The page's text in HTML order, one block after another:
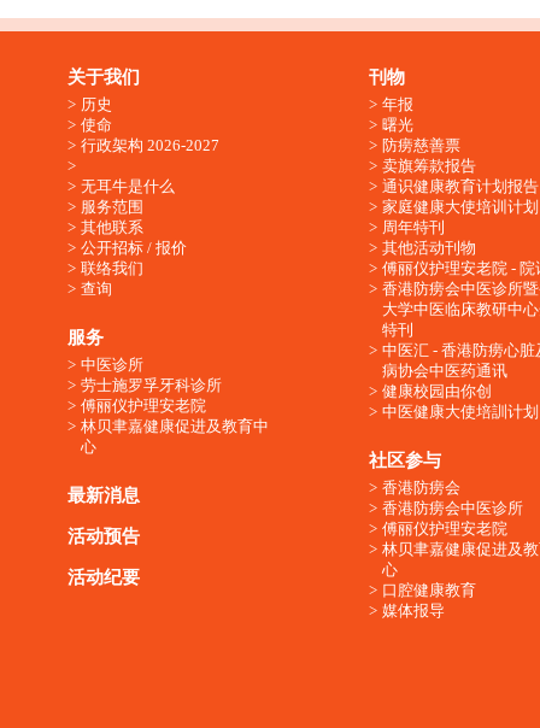
关于我们
历史
使命
行政架构 2026-2027
无耳牛是什么
服务范围
其他联系
公开招标 / 报价
联络我们
查询
服务
中医诊所
劳士施罗孚牙科诊所
傅丽仪护理安老院
林贝聿嘉健康促进及教育中
心
最新消息
活动预告
活动纪要
刊物
年报
曙光
防痨慈善票
卖旗筹款报告
通识健康教育计划报告
家庭健康大使培训计划
周年特刊
其他活动刊物
傅丽仪护理安老院 - 院
香港防痨会中医诊所
大学中医临床教研中
特刊
中医汇 - 香港防痨心脏
病协会中医药通讯
健康校园由你创
中医健康大使培訓计划
社区参与
香港防痨会
香港防痨会中医诊所
傅丽仪护理安老院
林贝聿嘉健康促进及
心
口腔健康教育
媒体报导